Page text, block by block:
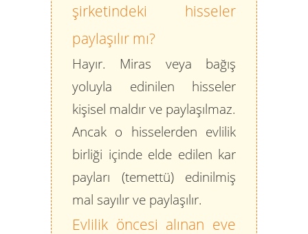
şirketindeki hisseler
paylaşılır mı?
Hayır. Miras veya bağış
yoluyla edinilen hisseler
kişisel maldır ve paylaşılmaz.
Ancak o hisselerden evlilik
birliği içinde elde edilen kar
payları (temettü) edinilmiş
mal sayılır ve paylaşılır.
Evlilik öncesi alınan eve